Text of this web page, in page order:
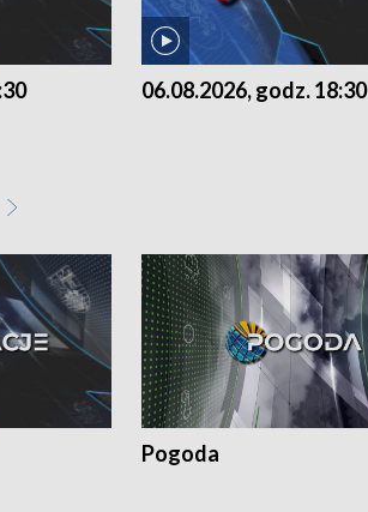
06.08.2026, godz. 18:30
Pogoda